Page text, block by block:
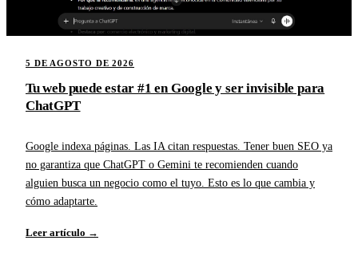
5 DE AGOSTO DE 2026
Tu web puede estar #1 en Google y ser invisible para
ChatGPT
Google indexa páginas. Las IA citan respuestas. Tener buen SEO ya
no garantiza que ChatGPT o Gemini te recomienden cuando
alguien busca un negocio como el tuyo. Esto es lo que cambia y
cómo adaptarte.
Leer artículo →